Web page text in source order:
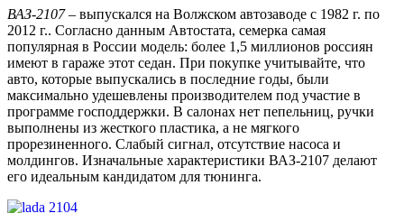
ВАЗ-2107– выпускался на Волжском автозаводе с 1982 г. по
2012 г.. Согласно данным Автостата, семерка самая
популярная в России модель: более 1,5 миллионов россиян
имеют в гараже этот седан. При покупке учитывайте, что
авто, которые выпускались в последние годы, были
максимально удешевлены производителем под участие в
программе господдержки. В салонах нет пепельниц, ручки
выполнены из жесткого пластика, а не мягкого
прорезиненного. Слабый сигнал, отсутствие насоса и
молдингов. Изначальные характеристики ВАЗ-2107 делают
его идеальным кандидатом для тюнинга.